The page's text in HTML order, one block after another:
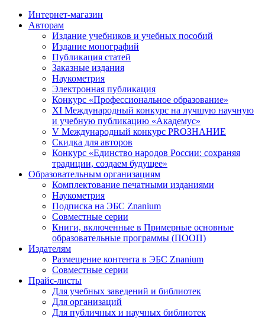
Интернет-магазин
Авторам
Издание учебников и учебных пособий
Издание монографий
Публикация статей
Заказные издания
Наукометрия
Электронная публикация
Конкурс «Профессиональное образование»
XI Международный конкурс на лучшую научную
и учебную публикацию «Академус»
V Международный конкурс PROЗНАНИЕ
Скидка для авторов
Конкурс «Единство народов России: сохраняя
традиции, создаем будущее»
Образовательным организациям
Комплектование печатными изданиями
Наукометрия
Подписка на ЭБС Znanium
Совместные серии
Книги, включенные в Примерные основные
образовательные программы (ПООП)
Издателям
Размещение контента в ЭБС Znanium
Совместные серии
Прайс-листы
Для учебных заведений и библиотек
Для организаций
Для публичных и научных библиотек